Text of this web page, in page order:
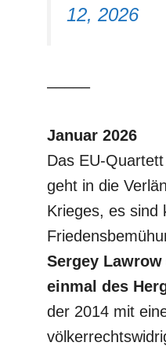
12, 2026
–––––
Januar 2026
Das EU-
geht in die
Krieges, es sind
Sergey
einmal des
der 2014 mit